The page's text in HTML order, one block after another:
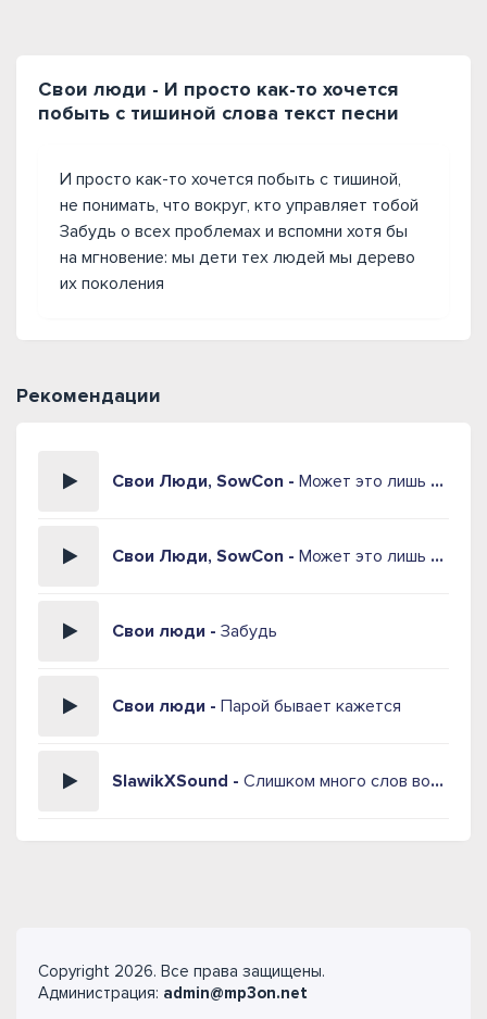
Свои люди - И просто как-то хочется
побыть с тишиной слова текст песни
И просто как-то хочется побыть с тишиной,
не понимать, что вокруг, кто управляет тобой
Забудь о всех проблемах и вспомни хотя бы
на мгновение: мы дети тех людей мы дерево
их поколения
Рекомендации
Свои Люди, SowCon - Может это лишь сон (Suno AI)
Свои Люди, SowCon - Может это лишь сон
Свои люди - Забудь
Свои люди - Парой бывает кажется
SlawikXSound - Слишком много слов вокруг
Copyright 2026. Все права защищены.
Администрация: admin@mp3on.net